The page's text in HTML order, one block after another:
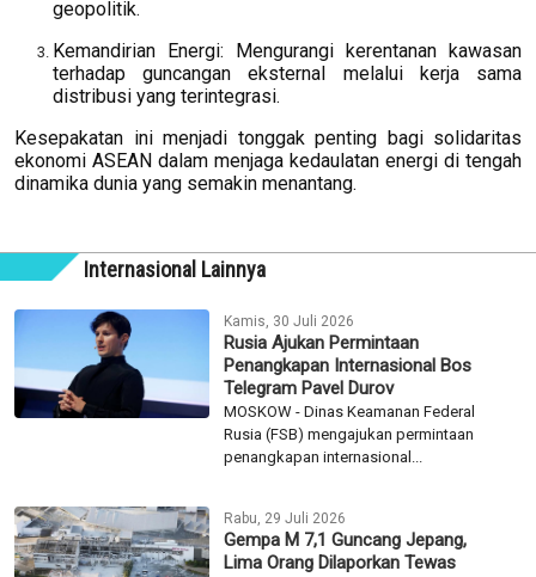
geopolitik.
Kemandirian Energi: Mengurangi kerentanan kawasan
terhadap guncangan eksternal melalui kerja sama
distribusi yang terintegrasi.
Kesepakatan ini menjadi tonggak penting bagi solidaritas
ekonomi ASEAN dalam menjaga kedaulatan energi di tengah
dinamika dunia yang semakin menantang.
Internasional Lainnya
Kamis, 30 Juli 2026
Rusia Ajukan Permintaan
Penangkapan Internasional Bos
Telegram Pavel Durov
MOSKOW - Dinas Keamanan Federal
Rusia (FSB) mengajukan permintaan
penangkapan internasional...
Rabu, 29 Juli 2026
Gempa M 7,1 Guncang Jepang,
Lima Orang Dilaporkan Tewas